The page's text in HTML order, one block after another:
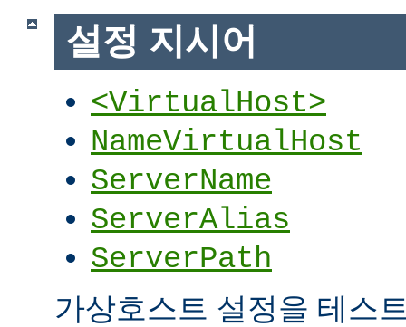
설정 지시어
<VirtualHost>
NameVirtualHost
ServerName
ServerAlias
ServerPath
가상호스트 설정을 테스